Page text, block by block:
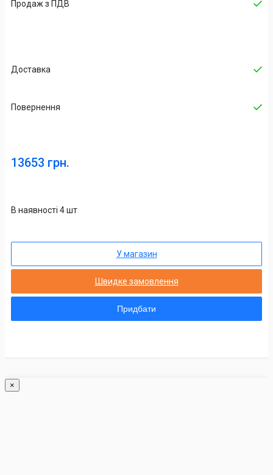
Продаж з ПДВ
Доставка
Повернення
13653 грн.
В наявності 4 шт
У магазин
Швидке замовлення
Придбати
×